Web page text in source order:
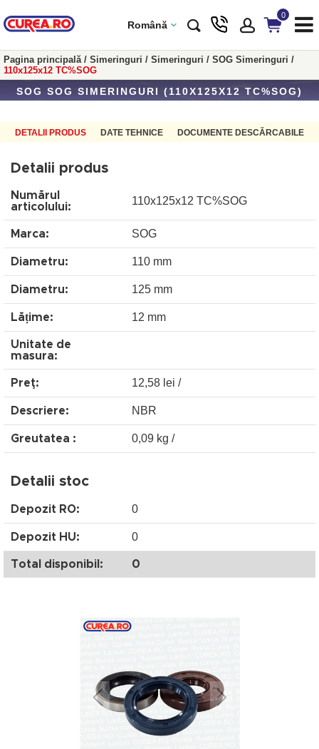
Română
0
Pagina principală/ Simeringuri / Simeringuri / SOG Simeringuri /
110x125x12 TC%SOG
SOG SOG SIMERINGURI (110X125X12 TC%SOG)
DETALII PRODUS DATE TEHNICE DOCUMENTE DESCĂRCABILE
Detalii produs
Numărul
articolului:
110x125x12 TC%SOG
Marca: SOG
Diametru: 110 mm
Diametru: 125 mm
Lățime: 12 mm
Unitate de
masura:
Preţ: 12,58 lei /
Descriere: NBR
Greutatea : 0,09 kg /
Detalii stoc
Depozit RO: 0
Depozit HU: 0
Total disponibil: 0